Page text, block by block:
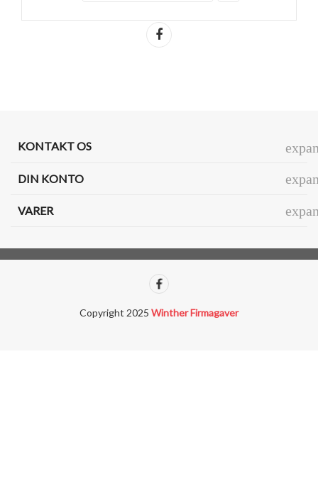
KONTAKT OS
DIN KONTO
VARER
Copyright 2025 Winther Firmagaver